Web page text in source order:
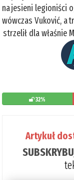
na jesieni legioniści
wówczas Vuković, a
strzelił dla właśnie
32%
Artykuł